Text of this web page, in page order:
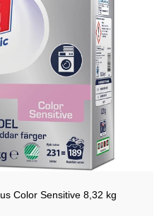
Color Sensitive 8,32 kg